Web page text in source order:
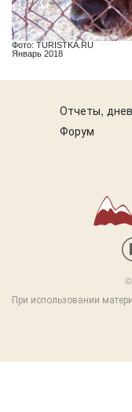
Фото: TURISTKA.RU
Январь 2018
Отчеты,
Форум
При использовании